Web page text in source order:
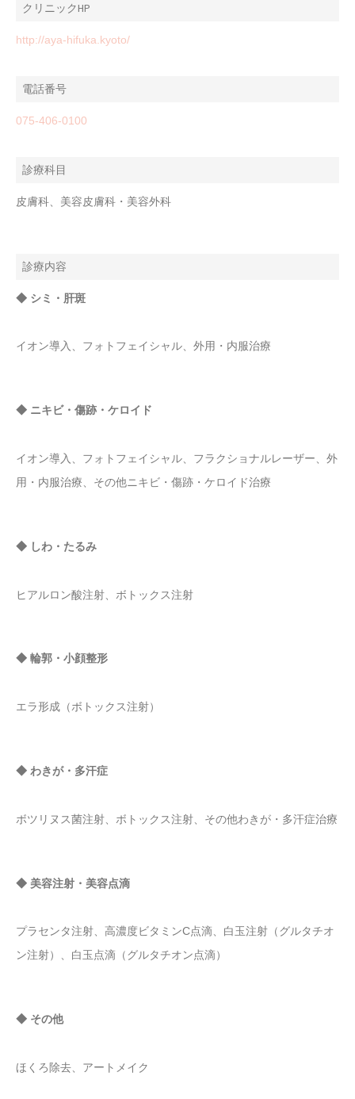
クリニックHP
http://aya-hifuka.kyoto/
電話番号
075-406-0100
診療科目
皮膚科、美容皮膚科・美容外科
診療内容
◆ シミ・肝斑
イオン導入、フォトフェイシャル、外用・内服治療
◆ ニキビ・傷跡・ケロイド
イオン導入、フォトフェイシャル、フラクショナルレーザー、外
用・内服治療、その他ニキビ・傷跡・ケロイド治療
◆ しわ・たるみ
ヒアルロン酸注射、ボトックス注射
◆ 輪郭・小顔整形
エラ形成（ボトックス注射）
◆ わきが・多汗症
ボツリヌス菌注射、ボトックス注射、その他わきが・多汗症治療
◆ 美容注射・美容点滴
プラセンタ注射、高濃度ビタミンC点滴、白玉注射（グルタチオ
ン注射）、白玉点滴（グルタチオン点滴）
◆ その他
ほくろ除去、アートメイク